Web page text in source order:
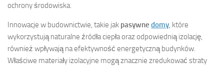
ochrony środowiska.
Innowacje w budownictwie, takie jak pasywne domy, które
wykorzystują naturalne źródła ciepła oraz odpowiednią izolację,
również wpływają na efektywność energetyczną budynków.
Właściwe materiały izolacyjne mogą znacznie zredukować straty